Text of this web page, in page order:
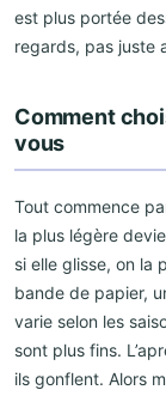
est plus portée
regards, pas juste
Comment
vous
Tout commence
la plus légère
si elle glisse, on la
bande de papier,
varie selon les
sont plus fins.
ils gonflent. Alors